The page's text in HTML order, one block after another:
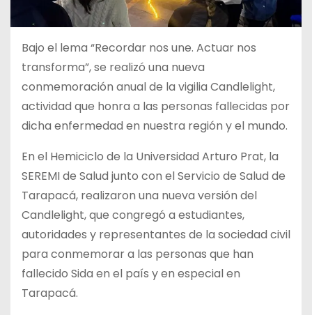
Bajo el lema “Recordar nos une. Actuar nos
transforma”, se realizó una nueva
conmemoración anual de la vigilia Candlelight,
actividad que honra a las personas fallecidas por
dicha enfermedad en nuestra región y el mundo.
En el Hemiciclo de la Universidad Arturo Prat, la
SEREMI de Salud junto con el Servicio de Salud de
Tarapacá, realizaron una nueva versión del
Candlelight, que congregó a estudiantes,
autoridades y representantes de la sociedad civil
para conmemorar a las personas que han
fallecido Sida en el país y en especial en
Tarapacá.